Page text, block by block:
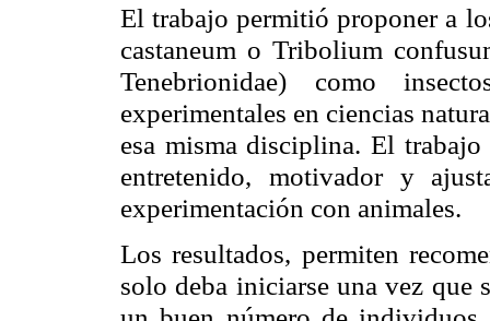
El trabajo permitió proponer a
castaneum o Tribolium
Tenebrionidae) como
experimentales en ciencias
esa misma disciplina. El
entretenido, motivador y
experimentación con animales.
Los resultados, permiten
solo deba iniciarse una vez que